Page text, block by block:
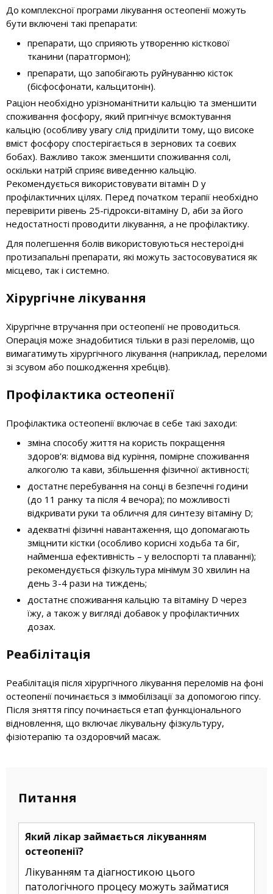
До комплексної програми лікування остеопенії можуть
бути включені такі препарати:
препарати, що сприяють утворенню кісткової
тканини (паратгормон);
препарати, що запобігають руйнуванню кісток
(бісфосфонати, кальцитонін).
Раціон необхідно урізноманітнити кальцію та зменшити
споживання фосфору, який пригнічує всмоктування
кальцію (особливу увагу слід приділити тому, що високе
вміст фосфору спостерігається в зернових та соєвих
бобах). Важливо також зменшити споживання солі,
оскільки натрій сприяє виведенню кальцію.
Рекомендується використовувати вітамін D у
профілактичних цілях. Перед початком терапії необхідно
перевірити рівень 25-гідрокси-вітаміну D, аби за його
недостатності проводити лікування, а не профілактику.
Для полегшення болів використовуються нестероїдні
протизапальні препарати, які можуть застосовуватися як
місцево, так і системно.
Хірургічне лікування
Хірургічне втручання при остеопенії не проводиться.
Операція може знадобитися тільки в разі переломів, що
вимагатимуть хірургічного лікування (наприклад, переломи
зі зсувом або пошкодження хребців).
Профілактика остеопенії
Профілактика остеопенії включає в себе такі заходи:
зміна способу життя на користь покращення
здоров'я: відмова від куріння, помірне споживання
алкоголю та кави, збільшення фізичної активності;
достатнє перебування на сонці в безпечні години
(до 11 ранку та після 4 вечора); по можливості
відкривати руки та обличчя для синтезу вітаміну D;
адекватні фізичні навантаження, що допомагають
зміцнити кістки (особливо корисні ходьба та біг,
найменша ефективність – у велоспорті та плаванні);
рекомендується фізкультура мінімум 30 хвилин на
день 3-4 рази на тиждень;
достатнє споживання кальцію та вітаміну D через
їжу, а також у вигляді добавок у профілактичних
дозах.
Реабілітація
Реабілітація після хірургічного лікування переломів на фоні
остеопенії починається з іммобілізації за допомогою гіпсу.
Після зняття гіпсу починається етап функціонального
відновлення, що включає лікувальну фізкультуру,
фізіотерапію та оздоровчий масаж.
Питання
Який лікар займається лікуванням
остеопенії?
Лікуванням та діагностикою цього
патологічного процесу можуть займатися